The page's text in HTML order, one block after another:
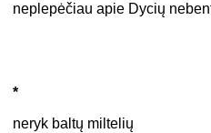
neplepėčiau apie Dycių
*
neryk baltų miltelių